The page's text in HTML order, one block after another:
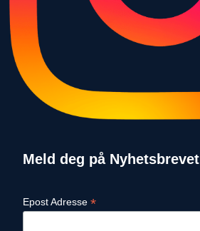
Meld deg på Nyhetsbrevet
Epost Adresse *